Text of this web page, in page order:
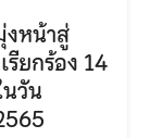
หน้าสู่
ยกร้อง 14
วัน